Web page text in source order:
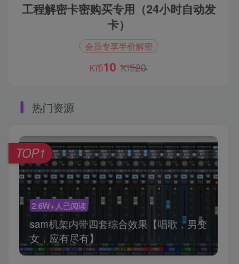
工程解密卡密购买专用（24小时自动发
卡）
会员专享半价解密
K币10 K币20
热门资源
2.6W+人已阅读
sam机架内带四套综合效果【唱歌，男变
女，应有尽有】
TOP1